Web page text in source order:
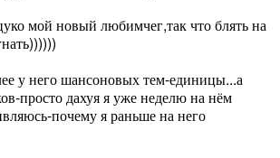
мой новый любимчег,так что блять на
у него шансоновых тем-единицы...а
просто дахуя я уже неделю на нём
почему я раньше на него